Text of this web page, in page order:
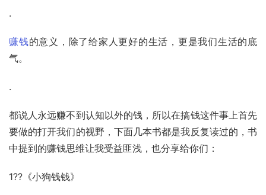
.
赚钱的意义，除了给家人更好的生活，更是我们生活的底
气。
.
都说人永远赚不到认知以外的钱，所以在搞钱这件事上首先
要做的打开我们的视野，下面几本书都是我反复读过的，书
中提到的赚钱思维让我受益匪浅，也分享给你们：
1??《小狗钱钱》